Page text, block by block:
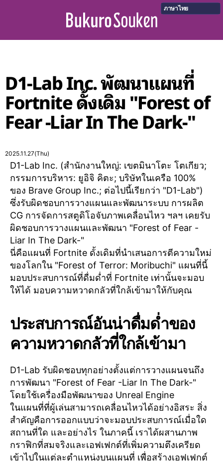
ภาษาไทย
D1-Lab Inc. พัฒนาแผนที่
Fortnite ดั้งเดิม "Forest of
Fear -Liar In The Dark-"
2025.11.27(Thu)
D1-Lab Inc. (สำนักงานใหญ่: เขตมินาโตะ โตเกียว;
กรรมการบริหาร: ยูอิจิ คิตะ; บริษัทในเครือ 100%
ของ Brave Group Inc.; ต่อไปนี้เรียกว่า "D1-Lab")
ซึ่งรับผิดชอบการวางแผนและพัฒนาระบบ การผลิต
CG การจัดการสตูดิโอจับภาพเคลื่อนไหว ฯลฯ เคยรับ
ผิดชอบการวางแผนและพัฒนา "Forest of Fear -
Liar In The Dark-"
นี่คือแผนที่ Fortnite ดั้งเดิมที่นำเสนอการตีความใหม่
ของโลกใน "Forest of Terror: Moribuchi" แผนที่นี้
มอบประสบการณ์ที่ดื่มด่ำที่ Fortnite เท่านั้นจะมอบ
ให้ได้ มอบความหวาดกลัวที่ใกล้เข้ามาให้กับคุณ
ประสบการณ์อันน่าดื่มด่ำของ
ความหวาดกลัวที่ใกล้เข้ามา
D1-Lab รับผิดชอบทุกอย่างตั้งแต่การวางแผนจนถึง
การพัฒนา "Forest of Fear -Liar In The Dark-"
โดยใช้เครื่องมือพัฒนาของ Unreal Engine
ในแผนที่ที่ผู้เล่นสามารถเคลื่อนไหวได้อย่างอิสระ สิ่ง
สำคัญคือการออกแบบว่าจะมอบประสบการณ์เมื่อใด
สถานที่ใด และอย่างไร ในภาคนี้ เราได้ผสานภาพ
กราฟิกที่สมจริงและเอฟเฟกต์ที่เพิ่มความตึงเครียด
เข้าไปในแต่ละตำแหน่งบนแผนที่ เพื่อสร้างเอฟเฟกต์